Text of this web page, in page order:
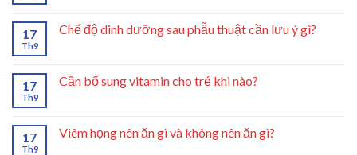
17
Th9
Chế độ dinh dưỡng sau phẫu thuật cần lưu ý gì?
17
Th9
Cần bổ sung vitamin cho trẻ khi nào?
17
Th9
Viêm họng nên ăn gì và không nên ăn gì?